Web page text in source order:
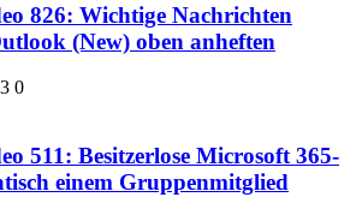
826: Wichtige Nachrichten
(New) oben anheften
3 0
511: Besitzerlose Microsoft 365-
einem Gruppenmitglied